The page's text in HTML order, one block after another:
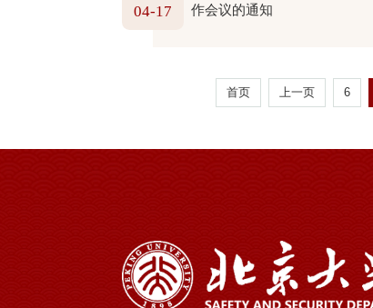
04-17
作会议的通知
首页 上一页 6